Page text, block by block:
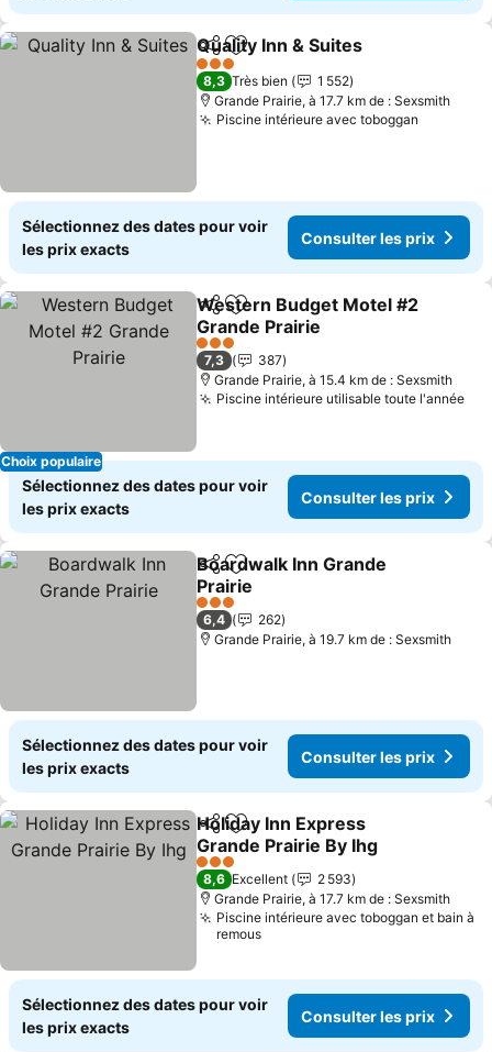
PartagerAjouter à mes favoris
Quality Inn & Suites
3 Étoiles
8,3 Très bien
1 552
Grande Prairie, à 17.7 km de : Sexsmith
Piscine intérieure avec toboggan
Sélectionnez des dates pour voir
les prix exacts
Consulter les prix
Choix populaire
PartagerAjouter à mes favoris
Western Budget Motel #2
Grande Prairie
3 Étoiles
7,3
387
Grande Prairie, à 15.4 km de : Sexsmith
Piscine intérieure utilisable toute l'année
Sélectionnez des dates pour voir
les prix exacts
Consulter les prix
PartagerAjouter à mes favoris
Boardwalk Inn Grande
Prairie
3 Étoiles
6,4
262
Grande Prairie, à 19.7 km de : Sexsmith
Sélectionnez des dates pour voir
les prix exacts
Consulter les prix
PartagerAjouter à mes favoris
Holiday Inn Express
Grande Prairie By Ihg
3 Étoiles
8,6 Excellent
2 593
Grande Prairie, à 17.7 km de : Sexsmith
Piscine intérieure avec toboggan et bain à
remous
Sélectionnez des dates pour voir
les prix exacts
Consulter les prix